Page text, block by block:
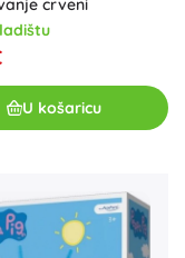
crveni
U košaricu